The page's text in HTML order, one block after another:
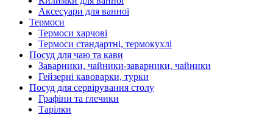
Аксесуари для ванної
Термоси
Термоси харчові
Термоси стандартні, термокухлі
Посуд для чаю та кави
Заварники, чайники-заварники, чайники
Гейзерні кавоварки, турки
Посуд для сервірування столу
Графіни та глечики
Тарілки